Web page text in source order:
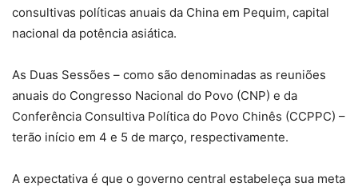
consultivas políticas anuais da China em Pequim, capital
nacional da potência asiática.
As Duas Sessões – como são denominadas as reuniões
anuais do Congresso Nacional do Povo (CNP) e da
Conferência Consultiva Política do Povo Chinês (CCPPC) –
terão início em 4 e 5 de março, respectivamente.
A expectativa é que o governo central estabeleça sua meta